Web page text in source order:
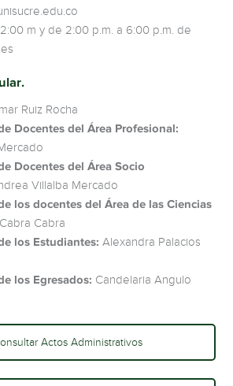
m y de 2:00 p.m. a 6:00 p.m. de
Ruiz Rocha
Docentes del Área Profesional:
Docentes del Área Socio
Villalba Mercado
los docentes del Área de las Ciencias
Cabra
los Estudiantes: Alexandra Palacios
los Egresados: Candelaria Angulo
Actos Administrativos